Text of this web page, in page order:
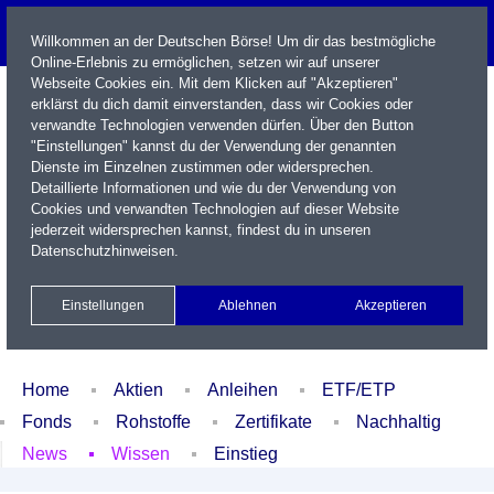
Name / WKN / ISIN / Kürzel
Xetra Realtime
Watchlist Portfolio Login
Home Aktien Anleihen
ETF/ETP
Fonds
Rohstoffe Zertifikate
Nachhaltig
News
Wissen Einstieg
Willkommen an der Deutschen Börse! Um dir das bestmögliche
Online-Erlebnis zu ermöglichen, setzen wir auf unserer
Webseite Cookies ein. Mit dem Klicken auf "Akzeptieren"
erklärst du dich damit einverstanden, dass wir Cookies oder
verwandte Technologien verwenden dürfen. Über den Button
"Einstellungen" kannst du der Verwendung der genannten
Dienste im Einzelnen zustimmen oder widersprechen.
Detaillierte Informationen und wie du der Verwendung von
Cookies und verwandten Technologien auf dieser Website
jederzeit widersprechen kannst, findest du in unseren
Datenschutzhinweisen.
Einstellungen Ablehnen Akzeptieren